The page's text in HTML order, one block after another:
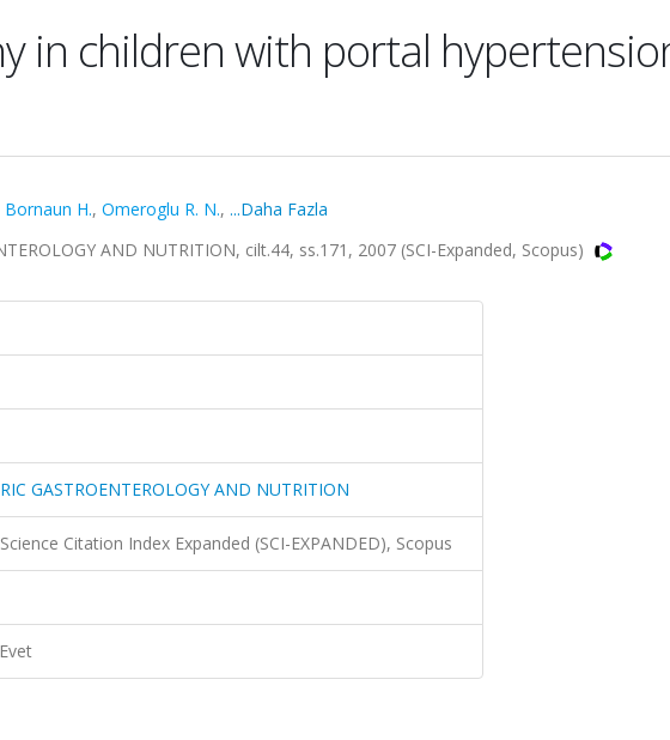
in children with portal
Bornaun H., Omeroglu R. N., ...Daha Fazla
AND NUTRITION, cilt.44, ss.171, 2007 (SCI-Expanded, Scopus)
GASTROENTEROLOGY AND NUTRITION
Science Citation Index Expanded (SCI-EXPANDED), Scopus
Evet